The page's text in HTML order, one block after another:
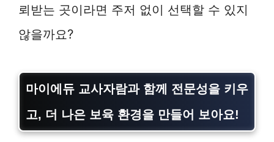
뢰받는 곳이라면 주저 없이 선택할 수 있지
않을까요?
마이에듀 교사자람과 함께 전문성을 키우
고, 더 나은 보육 환경을 만들어 보아요!